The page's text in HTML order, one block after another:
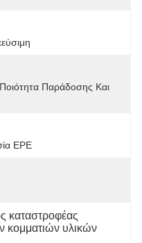
Παράδοσης Και
EPE
καταστροφέας
κομματιών υλικών